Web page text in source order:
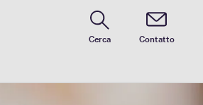
Cerca Contatto